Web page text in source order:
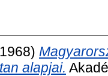
alapjai.